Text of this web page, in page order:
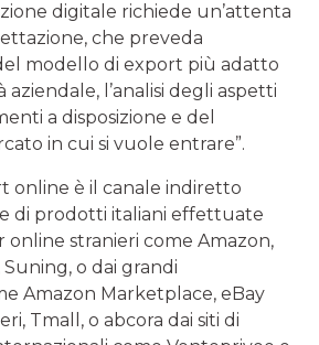
digitale richiede un’attenta
che preveda
modello di export più adatto
l’analisi degli aspetti
a disposizione e del
in cui si vuole entrare”.
online è il canale indiretto
di prodotti italiani effettuate
online stranieri come Amazon,
o dai grandi
Amazon Marketplace, eBay
Tmall, o abcora dai siti di